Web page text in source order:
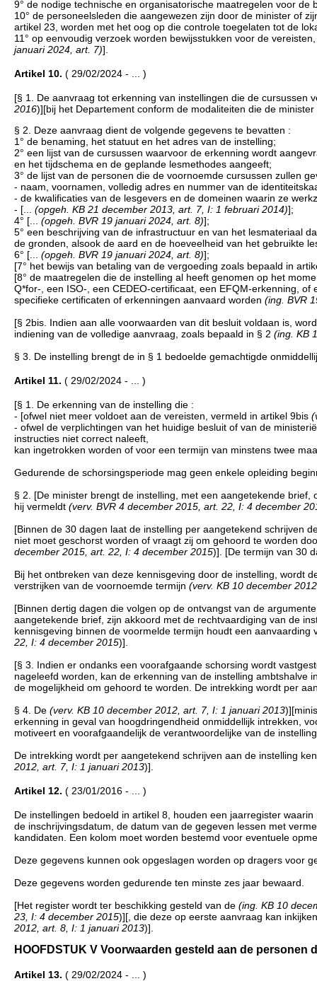
9° de nodige technische en organisatorische maatregelen voor
10° de personeelsleden die aangewezen zijn door de minister of
artikel 23, worden met het oog op die controle toegelaten tot de
11° op eenvoudig verzoek worden bewijsstukken voor de
januari 2024, art. 7)].
Artikel 10. ( 29/02/2024 - ... )
[§ 1. De aanvraag tot erkenning van instellingen die de cursussen
2016)][bij het Departement conform de modaliteiten die de
§ 2. Deze aanvraag dient de volgende gegevens te bevatten :
1° de benaming, het statuut en het adres van de instelling;
2° een lijst van de cursussen waarvoor de erkenning wordt
en het tijdschema en de geplande lesmethodes aangeeft;
3° de lijst van de personen die de voornoemde cursussen zullen
- naam, voornamen, volledig adres en nummer van de
- de kwalificaties van de lesgevers en de domeinen waarin ze
- [... (opgeh. KB 21 december 2013, art. 7, I: 1 februari 2014)];
4° [... (opgeh. BVR 19 januari 2024, art. 8)];
5° een beschrijving van de infrastructuur en van het lesmateriaal
de gronden, alsook de aard en de hoeveelheid van het gebruikte
6° [... (opgeh. BVR 19 januari 2024, art. 8)];
[7° het bewijs van betaling van de vergoeding zoals bepaald in
[8° de maatregelen die de instelling al heeft genomen op het
Q*for-, een ISO-, een CEDEO-certificaat, een EFQM-erkenning,
specifieke certificaten of erkenningen aanvaard worden (ing. BVR
[§ 2bis. Indien aan alle voorwaarden van dit besluit voldaan is,
indiening van de volledige aanvraag, zoals bepaald in § 2 (ing. KB
§ 3. De instelling brengt de in § 1 bedoelde gemachtigde
Artikel 11. ( 29/02/2024 - ... )
[§ 1. De erkenning van de instelling die :
- [ofwel niet meer voldoet aan de vereisten, vermeld in artikel 9bis
- ofwel de verplichtingen van het huidige besluit of van de
instructies niet correct naleeft,
kan ingetrokken worden of voor een termijn van minstens twee
Gedurende de schorsingsperiode mag geen enkele opleiding
§ 2. [De minister brengt de instelling, met een aangetekende
hij vermeldt (verv. BVR 4 december 2015, art. 22, I: 4 december
[Binnen de 30 dagen laat de instelling per aangetekend schrijven
niet moet geschorst worden of vraagt zij om gehoord te worden
december 2015, art. 22, I: 4 december 2015)]. [De termijn van 30
Bij het ontbreken van deze kennisgeving door de instelling, wordt
verstrijken van de voornoemde termijn (verv. KB 10 december
[Binnen dertig dagen die volgen op de ontvangst van de
aangetekende brief, zijn akkoord met de rechtvaardiging van de
kennisgeving binnen de voormelde termijn houdt een
22, I: 4 december 2015)].
[§ 3. Indien er ondanks een voorafgaande schorsing wordt
nageleefd worden, kan de erkenning van de instelling ambtshalve
de mogelijkheid om gehoord te worden. De intrekking wordt per
§ 4. De (verv. KB 10 december 2012, art. 7, I: 1 januari 2013
erkenning in geval van hoogdringendheid onmiddellijk intrekken,
motiveert en voorafgaandelijk de verantwoordelijke van de
De intrekking wordt per aangetekend schrijven aan de instelling
2012, art. 7, I: 1 januari 2013)].
Artikel 12. ( 23/01/2016 - ... )
De instellingen bedoeld in artikel 8, houden een jaarregister
de inschrijvingsdatum, de datum van de gegeven lessen met
kandidaten. Een kolom moet worden bestemd voor eventuele
Deze gegevens kunnen ook opgeslagen worden op dragers voor
Deze gegevens worden gedurende ten minste zes jaar bewaard.
[Het register wordt ter beschikking gesteld van de (ing. KB 10
23, I: 4 december 2015)][, die deze op eerste aanvraag kan
2012, art. 8, I: 1 januari 2013)].
HOOFDSTUK V Voorwaarden gesteld aan de personen
Artikel 13. ( 29/02/2024 - ... )